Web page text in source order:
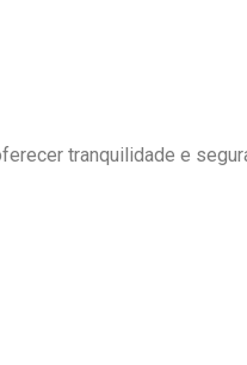
tranquilidade e